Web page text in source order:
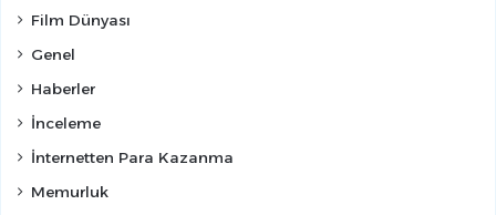
Film Dünyası
Genel
Haberler
İnceleme
İnternetten Para Kazanma
Memurluk